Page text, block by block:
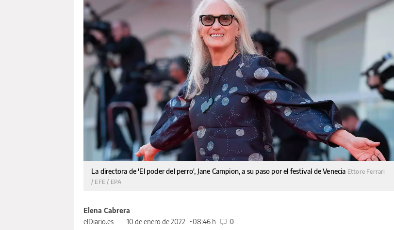
La directora de 'El poder del perro', Jane Campion, a su paso por el festival de Venecia Ettore Ferrari
/ EFE / EPA
Elena Cabrera
elDiario.es —
10 de enero de 2022 08:46 h 0